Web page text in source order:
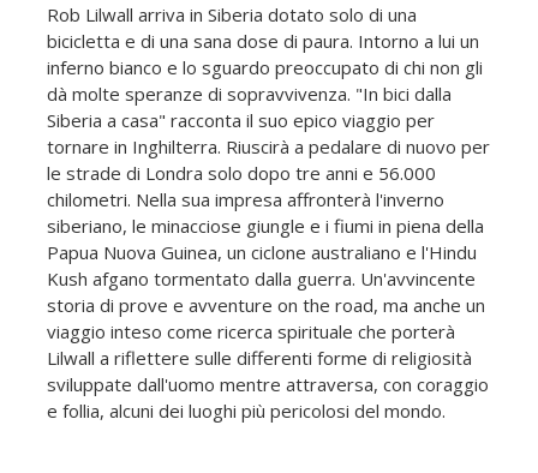
Rob Lilwall arriva in Siberia dotato solo di una
bicicletta e di una sana dose di paura. Intorno a lui un
inferno bianco e lo sguardo preoccupato di chi non gli
dà molte speranze di sopravvivenza. "In bici dalla
Siberia a casa" racconta il suo epico viaggio per
tornare in Inghilterra. Riuscirà a pedalare di nuovo per
le strade di Londra solo dopo tre anni e 56.000
chilometri. Nella sua impresa affronterà l'inverno
siberiano, le minacciose giungle e i fiumi in piena della
Papua Nuova Guinea, un ciclone australiano e l'Hindu
Kush afgano tormentato dalla guerra. Un'avvincente
storia di prove e avventure on the road, ma anche un
viaggio inteso come ricerca spirituale che porterà
Lilwall a riflettere sulle differenti forme di religiosità
sviluppate dall'uomo mentre attraversa, con coraggio
e follia, alcuni dei luoghi più pericolosi del mondo.